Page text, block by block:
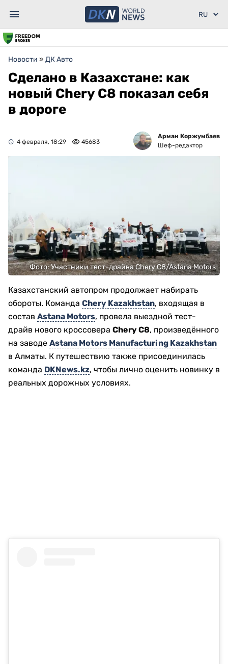
Новости » ДК Авто
Сделано в Казахстане: как
новый Chery C8 показал себя
в дороге
4 февраля, 18:29 45683
Арман Коржумбаев
Шеф-редактор
Фото: Участники тест-драйва Chery C8/Astana Motors
Казахстанский автопром продолжает набирать
обороты. Команда Chery Kazakhstan, входящая в
состав Astana Motors, провела выездной тест-
драйв нового кроссовера Chery C8, произведённого
на заводе Astana Motors Manufacturing Kazakhstan
в Алматы. К путешествию также присоединилась
команда DKNews.kz, чтобы лично оценить новинку в
реальных дорожных условиях.